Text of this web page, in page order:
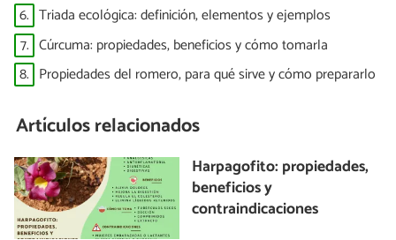
6. Triada ecológica: definición, elementos y ejemplos
7. Cúrcuma: propiedades, beneficios y cómo tomarla
8. Propiedades del romero, para qué sirve y cómo prepararlo
Artículos relacionados
Harpagofito: propiedades,
beneficios y
contraindicaciones